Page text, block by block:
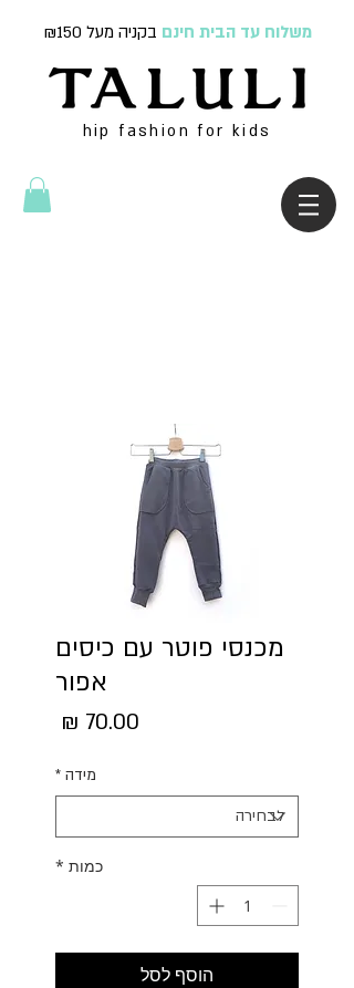
משלוח עד הבית חינם בקניה מעל ₪150
hip fashion for kids
מכנסי פוטר עם כיסים
אפור
מידה *
כמות *
הוסף לסל